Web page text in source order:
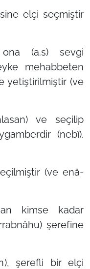
elçi seçmiştir
(a.s) sevgi
mehabbeten
yetiştirilmiştir (ve
ve seçilip
(nebî).
(ve enâ-
kimse kadar
şerefine
şerefli bir elçi